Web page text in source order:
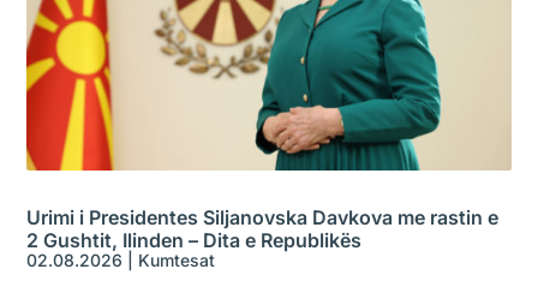
Urimi i Presidentes Siljanovska Davkova me rastin e
2 Gushtit, Ilinden – Dita e Republikës
02.08.2026 Kumtesat